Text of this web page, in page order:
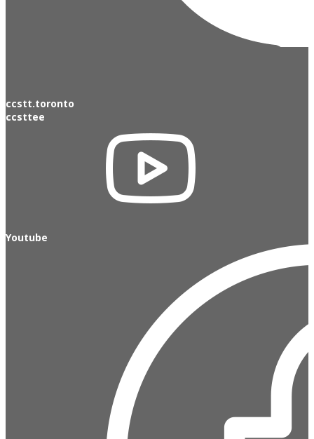
ccstt.toronto
ccsttee
Youtube